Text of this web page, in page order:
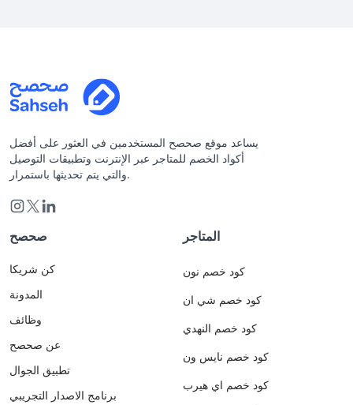
يساعد موقع صحصح المستخدمين في العثور على أفضل
أكواد الخصم للمتاجر عبر الإنترنت وتطبيقات التوصيل
والتي يتم تحديثها باستمرار.
صحصح
كن شريكا
المدونة
وظائف
عن صحصح
تطبيق الجوال
برنامج الاصدار التجريبي
المتاجر
كود خصم نون
كود خصم شي ان
كود خصم النهدي
كود خصم نايس ون
كود خصم اي هيرب